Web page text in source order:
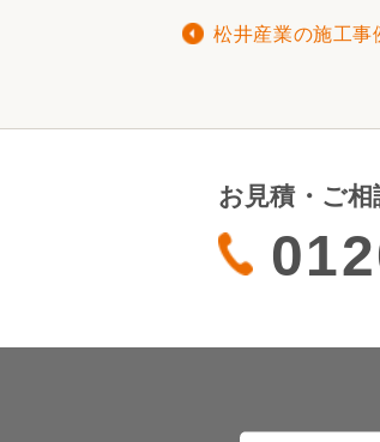
松井産業の施工事
お見積・ご